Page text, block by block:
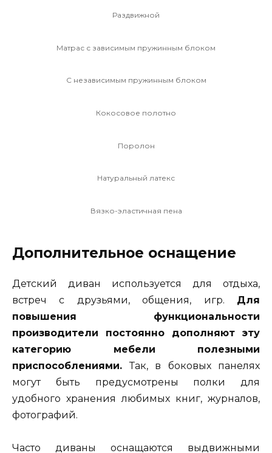
Раздвижной
Матрас с зависимым пружинным блоком
С независимым пружинным блоком
Кокосовое полотно
Поролон
Натуральный латекс
Вязко-эластичная пена
Дополнительное оснащение
Детский диван используется для отдыха,
встреч с друзьями, общения, игр. Для
повышения функциональности
производители постоянно дополняют эту
категорию мебели полезными
приспособлениями. Так, в боковых панелях
могут быть предусмотрены полки для
удобного хранения любимых книг, журналов,
фотографий.
Часто диваны оснащаются выдвижными